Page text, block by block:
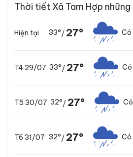
Thời tiết Xã Tam Hợp
Hiện tại 33°/ 27° Có
T4 29/07 33°/ 27°
T5 30/07 32°/ 27°
T6 31/07 32°/ 27° Có